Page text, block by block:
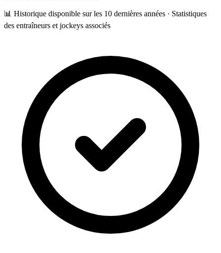
📊 Historique disponible sur les 10 dernières années · Statistiques
des entraîneurs et jockeys associés